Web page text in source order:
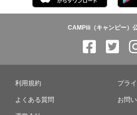
CAMPiii（キャンピー）
利用規約 プラ
よくある質問 お問